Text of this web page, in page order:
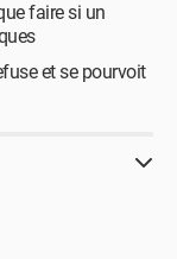
faire si un
et se pourvoit